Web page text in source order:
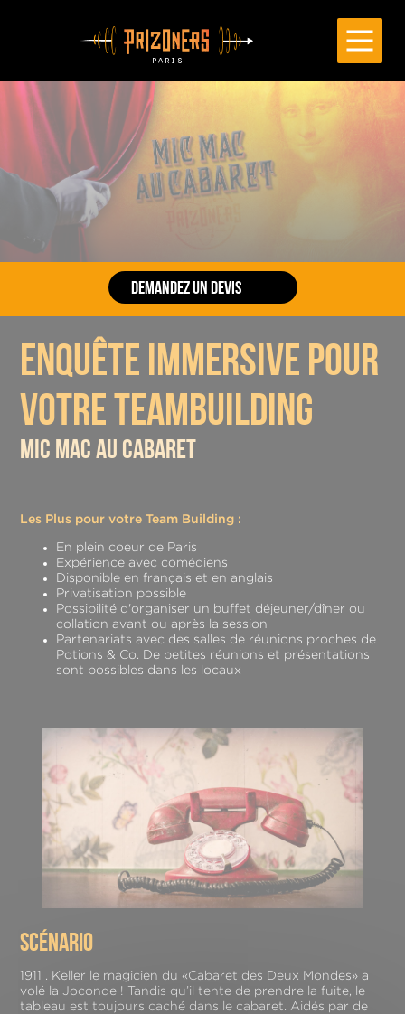
DEMANDEZ UN DEVIS
pour plus d'informations sur cette activité ou les autres
activités disponibles au catalogue !
cliquant sur le bouton ci-dessous ou directement par
mail à
teambuilding@prizoners.com
ou par téléphone
enquête immersive pour
votre teambuilding
mic mac au cabaret
Les Plus pour votre Team Building :
En plein coeur de Paris
Expérience avec comédiens
Disponible en français et en anglais
Privatisation possible
Possibilité d'organiser un buffet déjeuner/dîner ou
collation avant ou après la session
Partenariats avec des salles de réunions proches de
Potions & Co. De petites réunions et présentations
sont possibles dans les locaux
scénario
1911 . Keller le magicien du «Cabaret des Deux Mondes» a
volé la Joconde ! Tandis qu’il tente de prendre la fuite, le
tableau est toujours caché dans le cabaret. Aidés par de